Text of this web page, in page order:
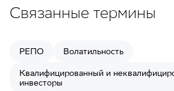
Связанные термины
РЕПО
Волатильность
Квалифицированный и
инвесторы